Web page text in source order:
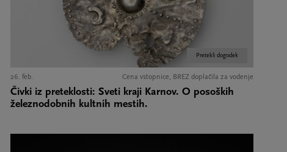
Pretekli dogodek
26. feb. Cena vstopnice, BREZ doplačila za vodenje
Čivki iz preteklosti: Sveti kraji Karnov. O posoških
železnodobnih kultnih mestih.